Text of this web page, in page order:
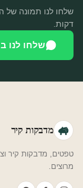
שלחו לנו תמונה של
דקות.
שלחו לנו
מדבקות קיר
מרוצים.